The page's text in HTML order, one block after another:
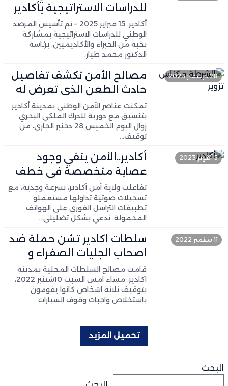
للدراسات الاستراتيجية بأكادير
أكادير، 15 فبراير 2025 – تم تأسيس المرصد
الوطني للدراسات الاستراتيجية بمشاركة
نخبة من الخبراء والأكاديميين، برئاسة
الدكتور محمد طيار،
28 ديسمبر 2023
مصالح الأمن تكشف تفاصيل
حادث الطعن الذي تعرض له
3 سياح بأكادير
تمكنت عناصر الأمن الوطني بمدينة أكادير
بتنسيق مع دورية للدرك الملكي البحري،
زوال اليوم الخميس 28 دجنبر الجاري، من
توقيف…
5 أكتوبر 2023
أكادير..الأمن ينفي وجود
عصابة متخصصة في خطف
الأطفال
تفاعلت ولاية أمن أكادير، بسرعة وجدية، مع
تسجيلات صوتية تداولها مستعملو
تطبيقات التراسل الفوري على الهواتف
المحمولة، تدعي بشكل تضليلي…
11 سبتمبر 2022
سلطات اكادير تشن حملة ضد
اصحاب الجليات الصفراء و
توقف ثلاثة منهم
قامت مصالح السلطات المحلية بمدينة
اكادير، مساء امس السبت 10شتنبر 2022،
بتوقيف ثلاثة اشخاص كانوا يقومون
باستخلاص واجبات وقوف السيارات
تحميل المزيد
البحث